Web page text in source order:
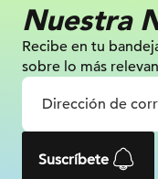
Nuestra
Recibe en tu
sobre lo más
Suscríbete